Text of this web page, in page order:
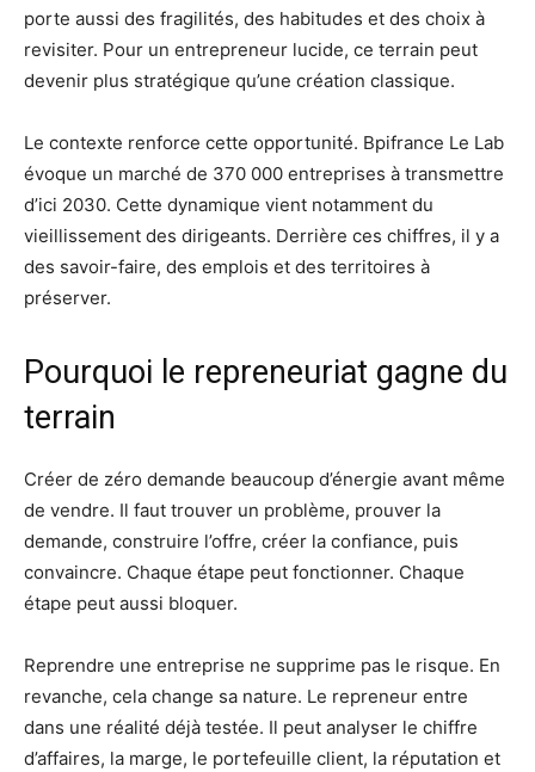
porte aussi des fragilités, des habitudes et des choix à
revisiter. Pour un entrepreneur lucide, ce terrain peut
devenir plus stratégique qu’une création classique.
Le contexte renforce cette opportunité. Bpifrance Le Lab
évoque un marché de 370 000 entreprises à transmettre
d’ici 2030. Cette dynamique vient notamment du
vieillissement des dirigeants. Derrière ces chiffres, il y a
des savoir-faire, des emplois et des territoires à
préserver.
Pourquoi le repreneuriat gagne du
terrain
Créer de zéro demande beaucoup d’énergie avant même
de vendre. Il faut trouver un problème, prouver la
demande, construire l’offre, créer la confiance, puis
convaincre. Chaque étape peut fonctionner. Chaque
étape peut aussi bloquer.
Reprendre une entreprise ne supprime pas le risque. En
revanche, cela change sa nature. Le repreneur entre
dans une réalité déjà testée. Il peut analyser le chiffre
d’affaires, la marge, le portefeuille client, la réputation et